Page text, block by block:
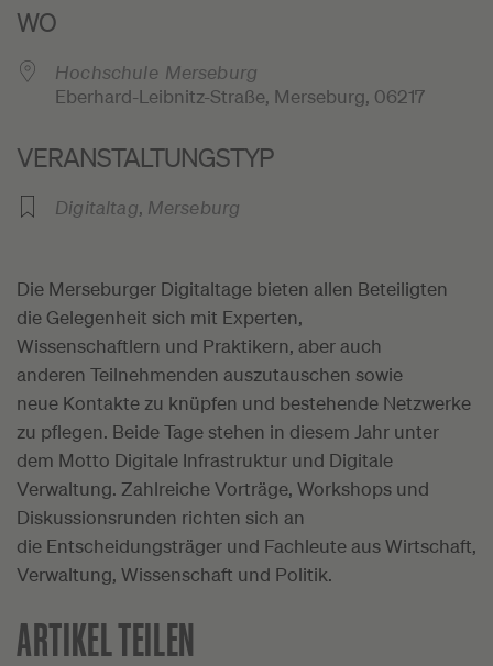
WO
Hochschule Merseburg
Eberhard-Leibnitz-Straße, Merseburg, 06217
VERANSTALTUNGSTYP
Digitaltag, Merseburg
Die Merseburger Digitaltage bieten allen Beteiligten
die Gelegenheit sich mit Experten,
Wissenschaftlern und Praktikern, aber auch
anderen Teilnehmenden auszutauschen sowie
neue Kontakte zu knüpfen und bestehende Netzwerke
zu pflegen. Beide Tage stehen in diesem Jahr unter
dem Motto Digitale Infrastruktur und Digitale
Verwaltung. Zahlreiche Vorträge, Workshops und
Diskussionsrunden richten sich an
die Entscheidungsträger und Fachleute aus Wirtschaft,
Verwaltung, Wissenschaft und Politik.
ARTIKEL TEILEN